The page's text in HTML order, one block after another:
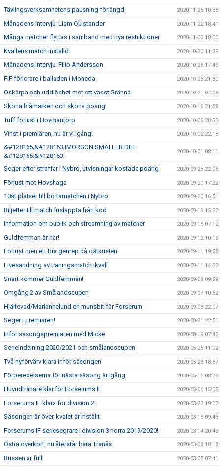
Tävlingsverksamhetens pausning förlängd 2020-11-25 10:35
Månadens intervju: Liam Quistander 2020-11-22 18:41
Många matcher flyttas i samband med nya restriktioner 2020-11-03 18:00
Kvällens match inställd 2020-10-30 11:39
Månadens intervju: Filip Andersson 2020-10-26 17:49
FIF förlorare i balladen i Moheda 2020-10-23 21:30
Oskärpa och uddlöshet mot ett vasst Gränna 2020-10-21 07:05
Sköna blåmärken och sköna poäng! 2020-10-16 21:58
Tuff förlust i Hovmantorp 2020-10-09 20:33
Vinst i premiären, nu är vi igång! 2020-10-02 22:18
&#128165;&#128163;IMORGON SMÄLLER DET
&#128165;&#128163;
2020-10-01 08:11
Seger efter straffar i Nybro, utvisningar kostade poäng 2020-09-25 22:06
Förlust mot Hovshaga 2020-09-20 17:22
10st platser till bortamatchen i Nybro 2020-09-20 16:51
Biljetter till match frisläppta från kod 2020-09-19 15:37
Information om publik och streamning av matcher 2020-09-16 07:12
Guldfemman är här! 2020-09-12 10:16
Förlust men ett bra genrep på ostkusten 2020-09-11 19:58
Livesändning av träningsmatch ikväll 2020-09-11 14:32
Snart kommer Guldfemman! 2020-09-08 09:59
Omgång 2 av Smålandscupen 2020-09-07 10:52
Hjältevad/Mariannelund en munsbit för Forserum 2020-09-03 22:07
Seger i premiären! 2020-08-21 22:51
Inför säsongspremiären med Micke 2020-08-19 07:43
Serieindelning 2020/2021 och smålandscupen 2020-05-25 11:02
Två nyförvärv klara inför säsongen 2020-05-23 18:57
Förberedelserna för nästa säsong är igång 2020-05-15 08:38
Huvudtränare klar för Forserums IF 2020-05-06 15:05
Forserums IF klara för division 2! 2020-03-23 19:07
Säsongen är över, kvalet är inställt 2020-03-16 09:43
Forserums IF seriesegrare i division 3 norra 2019/2020! 2020-03-14 20:43
Östra överkört, nu återstår bara Tranås 2020-03-08 18:18
Bussen är full! 2020-03-05 07:41